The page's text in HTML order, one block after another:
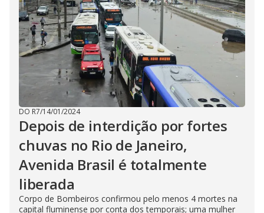
DO R7/14/01/2024
Depois de interdição por fortes
chuvas no Rio de Janeiro,
Avenida Brasil é totalmente
liberada
Corpo de Bombeiros confirmou pelo menos 4 mortes na
capital fluminense por conta dos temporais; uma mulher